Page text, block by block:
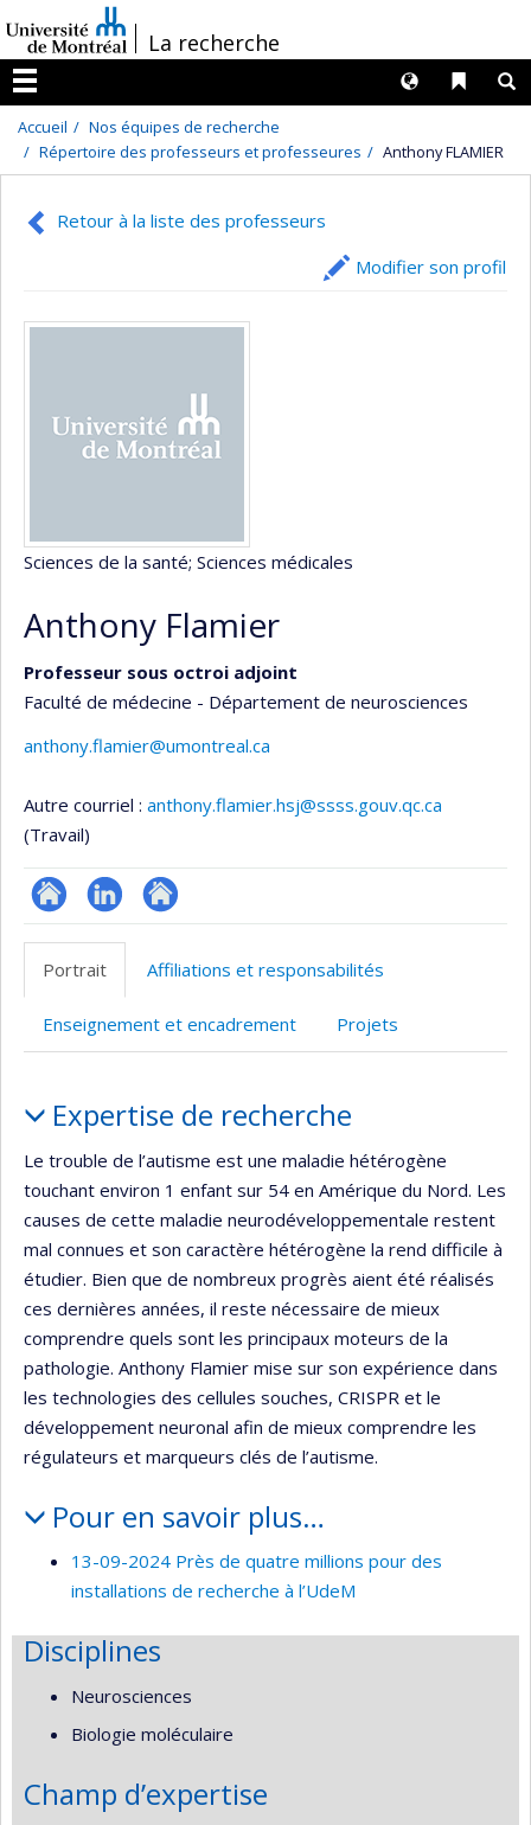
au
contenu
/La recherche
Menu
Liens
Langues
Accueil
Nos équipes de recherche
Répertoire des professeurs et professeures
Anthony FLAMIER
Retour à la liste des professeurs
Modifier son profil
Sciences de la santé; Sciences médicales
Anthony Flamier
Professeur sous octroi adjoint
Faculté de médecine - Département de neurosciences
anthony.flamier@umontreal.ca
Autre courriel : anthony.flamier.hsj@ssss.gouv.qc.ca
(Travail)
Site
l’unité
de
LinkedInAutre
site
Portrait Affiliations et responsabilités
Enseignement et encadrement Projets
Expertise de recherche
Le trouble de l’autisme est une maladie hétérogène
touchant environ 1 enfant sur 54 en Amérique du Nord. Les
causes de cette maladie neurodéveloppementale restent
mal connues et son caractère hétérogène la rend difficile à
étudier. Bien que de nombreux progrès aient été réalisés
ces dernières années, il reste nécessaire de mieux
comprendre quels sont les principaux moteurs de la
pathologie. Anthony Flamier mise sur son expérience dans
les technologies des cellules souches, CRISPR et le
développement neuronal afin de mieux comprendre les
régulateurs et marqueurs clés de l’autisme.
Pour en savoir plus…
13-09-2024 Près de quatre millions pour des
installations de recherche à l’UdeM
Disciplines
Neurosciences
Biologie moléculaire
Champ d’expertise